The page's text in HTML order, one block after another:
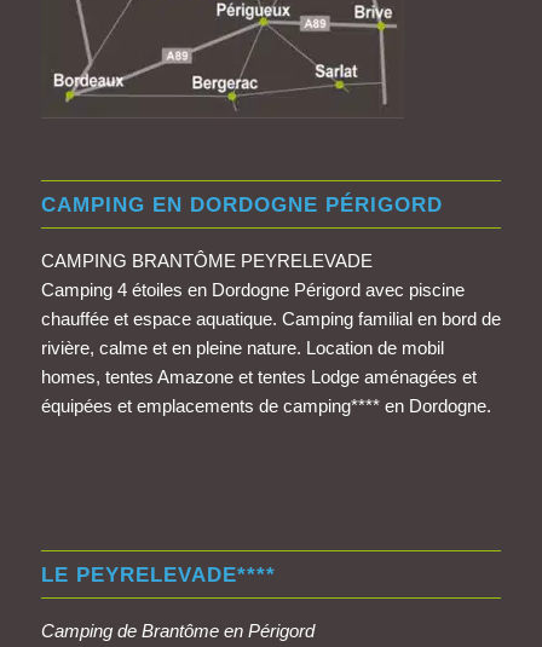
CAMPING EN DORDOGNE PÉRIGORD
CAMPING BRANTÔME PEYRELEVADE
Camping 4 étoiles en Dordogne Périgord avec piscine
chauffée et espace aquatique. Camping familial en bord de
rivière, calme et en pleine nature. Location de mobil
homes, tentes Amazone et tentes Lodge aménagées et
équipées et emplacements de camping**** en Dordogne.
LE PEYRELEVADE****
Camping de Brantôme en Périgord